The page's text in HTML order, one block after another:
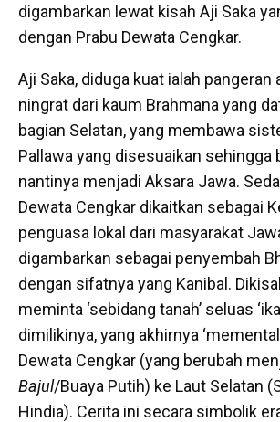
digambarkan lewat kisah Aji Saka
dengan Prabu Dewata Cengkar.
Aji Saka, diduga kuat ialah pangeran
ningrat dari kaum Brahmana yang
bagian Selatan, yang membawa
Pallawa yang disesuaikan sehingga
nantinya menjadi Aksara Jawa.
Dewata Cengkar dikaitkan sebagai
penguasa lokal dari masyarakat
digambarkan sebagai penyembah
dengan sifatnya yang Kanibal.
meminta ‘sebidang tanah’ seluas
dimilikinya, yang akhirnya
Dewata Cengkar (yang berubah
Bajul/Buaya Putih) ke Laut Selatan
Hindia). Cerita ini secara simbolik